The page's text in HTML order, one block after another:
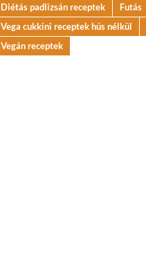
Diétás padlizsán receptek
Futás
Vega cukkini receptek hús nélkül
Vegán receptek